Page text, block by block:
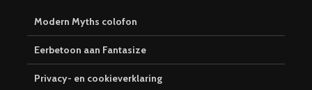
Modern Myths colofon
Eerbetoon aan Fantasize
Privacy- en cookieverklaring